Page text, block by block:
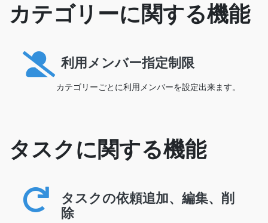
カテゴリーに関する機能
利用メンバー指定制限
カテゴリーごとに利用メンバーを設定出来ます。
タスクに関する機能
タスクの依頼追加、編集、削
除